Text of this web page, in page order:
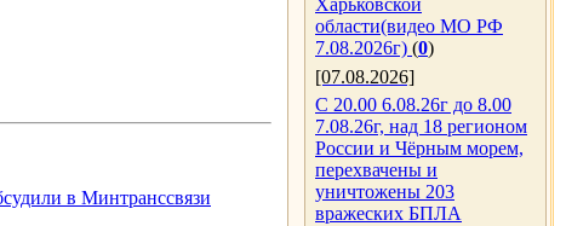
в Минтранссвязи
Харьковской
области(видео МО РФ
7.08.2026г) (0)
[07.08.2026]
С 20.00 6.08.26г до 8.00
7.08.26г, над 18 регионом
России и Чёрным морем,
перехвачены и
уничтожены 203
вражеских БПЛА